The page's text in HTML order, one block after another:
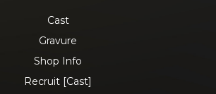
Cast
Gravure
Shop Info
Recruit [Cast]